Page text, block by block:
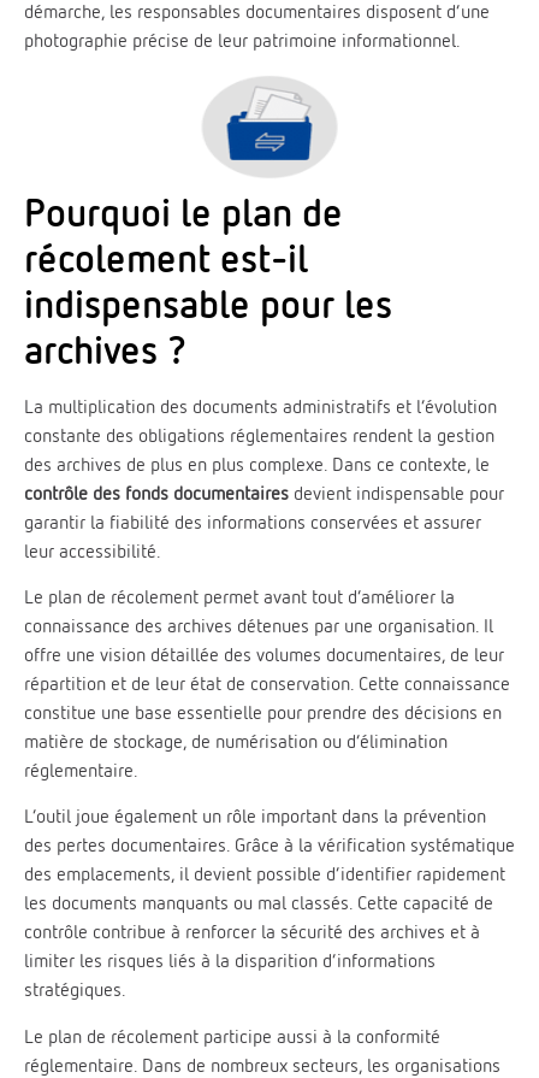
démarche, les responsables documentaires disposent d’une
photographie précise de leur patrimoine informationnel.
Pourquoi le plan de
récolement est-il
indispensable pour les
archives ?
La multiplication des documents administratifs et l’évolution
constante des obligations réglementaires rendent la gestion
des archives de plus en plus complexe. Dans ce contexte, le
contrôle des fonds documentaires devient indispensable pour
garantir la fiabilité des informations conservées et assurer
leur accessibilité.
Le plan de récolement permet avant tout d’améliorer la
connaissance des archives détenues par une organisation. Il
offre une vision détaillée des volumes documentaires, de leur
répartition et de leur état de conservation. Cette connaissance
constitue une base essentielle pour prendre des décisions en
matière de stockage, de numérisation ou d’élimination
réglementaire.
L’outil joue également un rôle important dans la prévention
des pertes documentaires. Grâce à la vérification systématique
des emplacements, il devient possible d’identifier rapidement
les documents manquants ou mal classés. Cette capacité de
contrôle contribue à renforcer la sécurité des archives et à
limiter les risques liés à la disparition d’informations
stratégiques.
Le plan de récolement participe aussi à la conformité
réglementaire. Dans de nombreux secteurs, les organisations